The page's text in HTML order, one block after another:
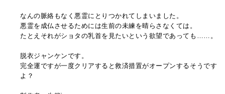
なんの脈絡もなく悪霊にとりつかれてしまいました。
悪霊を成仏させるためには生前の未練を晴らさなくては。
たとえそれがショタの乳首を見たいという欲望であっても……。
脱衣ジャンケンです。
完全運ですが一度クリアすると救済措置がオープンするそうです
よ？